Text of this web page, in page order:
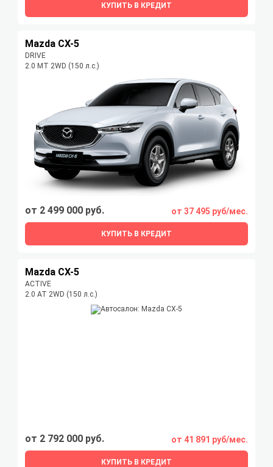
КУПИТЬ В КРЕДИТ
Mazda CX-5
DRIVE
2.0 MT 2WD (150 л.с.)
от 2 499 000 руб. от 37 495 руб/мес.
КУПИТЬ В КРЕДИТ
Mazda CX-5
ACTIVE
2.0 AT 2WD (150 л.с.)
от 2 792 000 руб. от 41 891 руб/мес.
КУПИТЬ В КРЕДИТ